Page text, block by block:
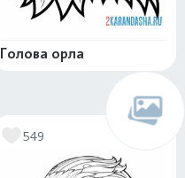
Голова орла
549